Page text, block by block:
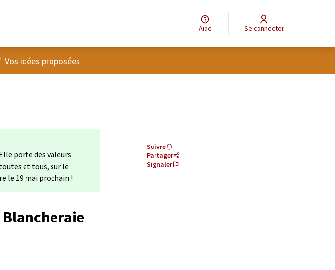
Aide Se connecter
utilisateur
Vos idées proposées
porte des valeurs
et tous, sur le
le 19 mai prochain !
Suivre
Partager
Signaler